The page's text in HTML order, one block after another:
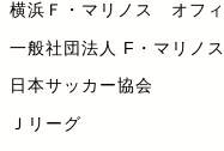
横浜Ｆ・マリノス オフィ
一般社団法人 F・マリノ
日本サッカー協会
Ｊリーグ